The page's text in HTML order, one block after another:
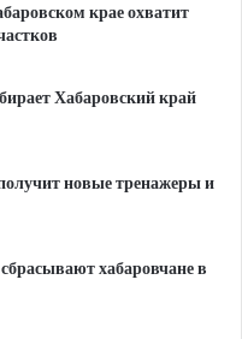
крае охватит
Хабаровский край
новые тренажеры и
хабаровчане в